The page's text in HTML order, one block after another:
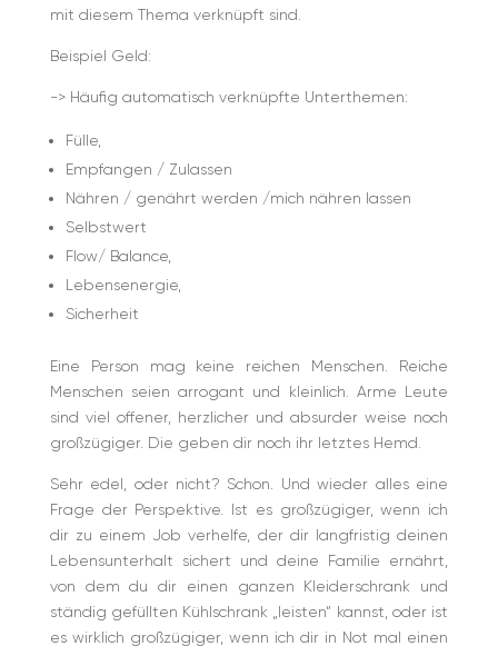
mit diesem Thema verknüpft sind.
Beispiel Geld:
->Häufig automatisch verknüpfte Unterthemen:
Fülle,
Empfangen / Zulassen
Nähren / genährt werden /mich nähren lassen
Selbstwert
Flow/ Balance,
Lebensenergie,
Sicherheit
Eine Person mag keine reichen Menschen. Reiche
Menschen seien arrogant und kleinlich. Arme Leute
sind viel offener, herzlicher und absurder weise noch
großzügiger. Die geben dir noch ihr letztes Hemd.
Sehr edel, oder nicht? Schon. Und wieder alles eine
Frage der Perspektive. Ist es großzügiger, wenn ich
dir zu einem Job verhelfe, der dir langfristig deinen
Lebensunterhalt sichert und deine Familie ernährt,
von dem du dir einen ganzen Kleiderschrank und
ständig gefüllten Kühlschrank „leisten“ kannst, oder ist
es wirklich großzügiger, wenn ich dir in Not mal einen